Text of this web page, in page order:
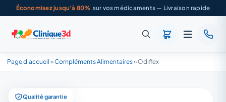
Économisez jusqu'à 80% sur vos médicaments — Livraison rapide
Page d'accueil »Compléments Alimentaires»Odiflex
Qualité garantie